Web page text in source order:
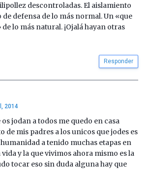
descontroladas. El aislamiento
de defensa de lo más normal. Un «que
lo más natural. ¡Ojalá hayan otras
Responder
2014
jodan a todos me quedo en casa
de mis padres a los unicos que jodes es
a tenido muchas etapas en
y la que vivimos ahora mismo es la
tocar eso sin duda alguna hay que